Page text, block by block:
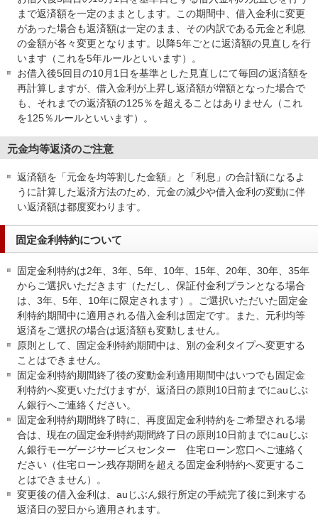
まで返済額を一定のままとします。この期間中、借入金利に変更
があった場合も返済額は一定のまま、その内訳である元金と利息
の金額が各々変更となります。以降5年ごとに返済額の見直しを行
います（これを5年ルールといいます）。
お借入後5回目の10月1日を基準とした見直しにて毎回の返済額を
再計算しますが、借入金利が上昇し返済額が増額となった場合で
も、それまでの返済額の125％を超えることはありません（これ
を125％ルールといいます）。
元金均等返済のご注意
返済額を「元金を均等割した金額」と「利息」の合計額になるよ
うに計算した返済方法のため、元金の減少や借入金利の変動に伴
い返済額は都度変わります。
固定金利特約について
固定金利特約は2年、3年、5年、10年、15年、20年、30年、35年
からご選択いただきます（ただし、保証付金利プランとなる場合
は、3年、5年、10年に限定されます）。ご選択いただいた固定金
利特約期間中に適用される借入金利は固定です。また、元利均等
返済をご選択の場合は返済額も変動しません。
原則として、固定金利特約期間中は、別の金利タイプへ変更する
ことはできません。
固定金利特約期間終了後の変動金利適用期間中はいつでも固定金
利特約へ変更いただけますが、返済日の原則10日前までにauじぶ
ん銀行へご連絡ください。
固定金利特約期間終了時に、再度固定金利特約をご希望される場
合は、現在の固定金利特約期間終了日の原則10日前までにauじぶ
ん銀行モーゲージサービスセンター 住宅ローン窓口へご連絡く
ださい（住宅ローン残存期間を超える固定金利特約へ変更するこ
とはできません）。
変更後の借入金利は、auじぶん銀行所定の手続完了後に到来する
返済日の翌日から適用されます。